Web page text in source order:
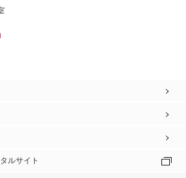
ルサイト